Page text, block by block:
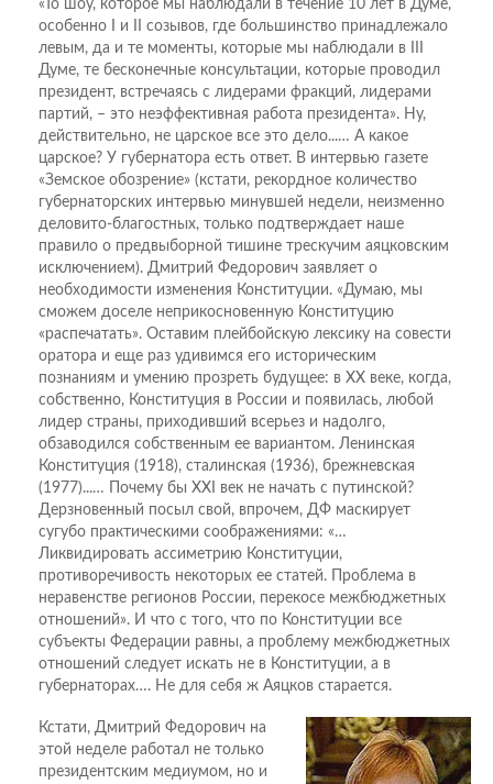
«То шоу, которое мы наблюдали в течение 10 лет в Думе,
особенно I и II созывов, где большинство принадлежало
левым, да и те моменты, которые мы наблюдали в III
Думе, те бесконечные консультации, которые проводил
президент, встречаясь с лидерами фракций, лидерами
партий, – это неэффективная работа президента». Ну,
действительно, не царское все это дело...… А какое
царское? У губернатора есть ответ. В интервью газете
«Земское обозрение» (кстати, рекордное количество
губернаторских интервью минувшей недели, неизменно
деловито-благостных, только подтверждает наше
правило о предвыборной тишине трескучим аяцковским
исключением). Дмитрий Федорович заявляет о
необходимости изменения Конституции. «Думаю, мы
сможем доселе неприкосновенную Конституцию
«распечатать». Оставим плейбойскую лексику на совести
оратора и еще раз удивимся его историческим
познаниям и умению прозреть будущее: в XX веке, когда,
собственно, Конституция в России и появилась, любой
лидер страны, приходивший всерьез и надолго,
обзаводился собственным ее вариантом. Ленинская
Конституция (1918), сталинская (1936), брежневская
(1977)...… Почему бы XXI век не начать с путинской?
Дерзновенный посыл свой, впрочем, ДФ маскирует
сугубо практическими соображениями: «…
Ликвидировать ассиметрию Конституции,
противоречивость некоторых ее статей. Проблема в
неравенстве регионов России, перекосе межбюджетных
отношений». И что с того, что по Конституции все
субъекты Федерации равны, а проблему межбюджетных
отношений следует искать не в Конституции, а в
губернаторах…. Не для себя ж Аяцков старается.
Кстати, Дмитрий Федорович на
этой неделе работал не только
президентским медиумом, но и